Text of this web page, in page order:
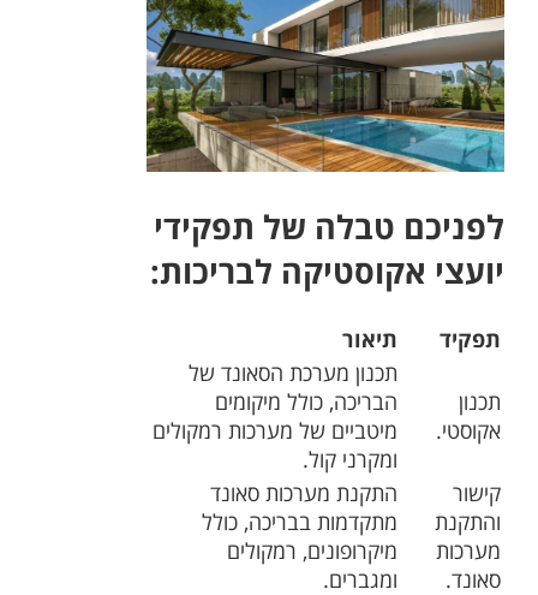
לפניכם טבלה של תפקידי
יועצי אקוסטיקה לבריכות:
תפקיד תיאור
תכנון
אקוסטי.
תכנון מערכת הסאונד של
הבריכה, כולל מיקומים
מיטביים של מערכות רמקולים
ומקרני קול.
קישור
והתקנת
מערכות
סאונד.
התקנת מערכות סאונד
מתקדמות בבריכה, כולל
מיקרופונים, רמקולים
ומגברים.